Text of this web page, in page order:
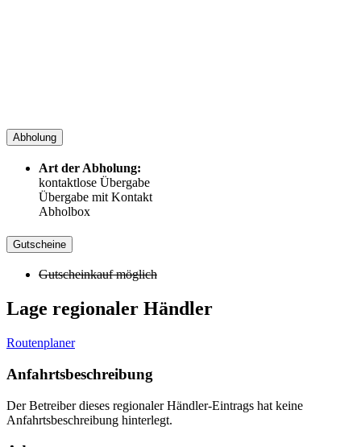
Abholung
Art der Abholung:
kontaktlose Übergabe
Übergabe mit Kontakt
Abholbox
Gutscheine
Gutscheinkauf möglich
Lage regionaler Händler
Routenplaner
Anfahrtsbeschreibung
Der Betreiber dieses regionaler Händler-Eintrags hat keine
Anfahrtsbeschreibung hinterlegt.